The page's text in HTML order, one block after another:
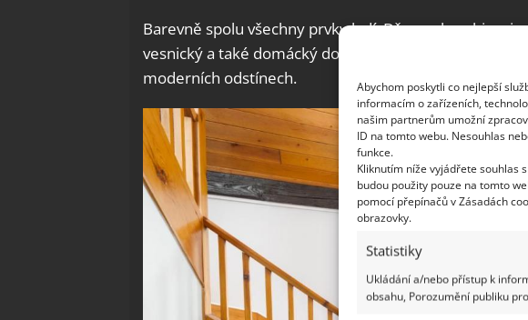
Abychom poskytli co nejlepší
informacím o zařízeních,
našim partnerům umožní
ID na tomto webu. Nesouhlas
funkce.
Kliknutím níže vyjádřete souhlas
budou použity pouze na tomto
pomocí přepínačů v Zásadách
obrazovky.
Statistiky
Ukládání a/nebo přístup k
obsahu, Porozumění publiku
Barevně spolu všechny prvky ladí. Dřevo v kombinaci
vesnický a také domácký dojem. U vstupu vás uvítá
moderních odstínech.